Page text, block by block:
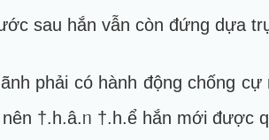
sau hắn vẫn còn đứng dựa
phải có hành động chống
†.h.â.ᥒ †.h.ể hắn mới được